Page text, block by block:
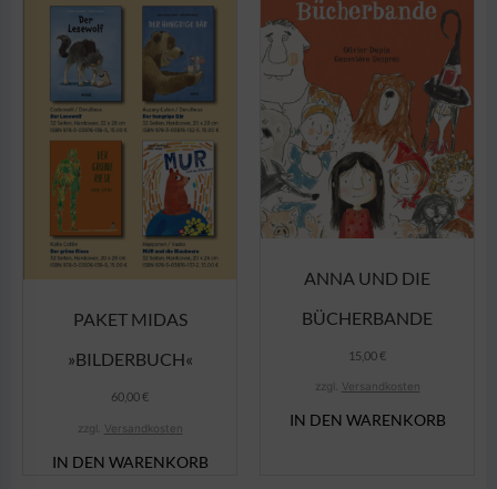
PAKET MIDAS
»BILDERBUCH«
60,00€
zzgl. Versandkosten
IN DEN WARENKORB
ANNA UND DIE
BÜCHERBANDE
15,00€
zzgl. Versandkosten
IN DEN WARENKORB